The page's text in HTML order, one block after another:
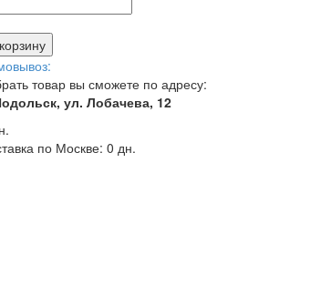
товар вы сможете по адресу:
ул. Лобачева, 12
по Москве: 0 дн.